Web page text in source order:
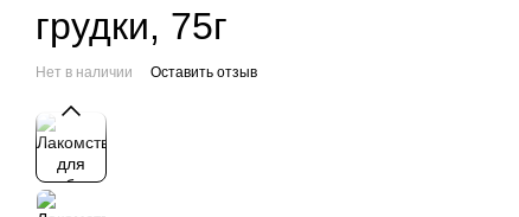
грудки, 75г
Нет в наличии Оставить отзыв